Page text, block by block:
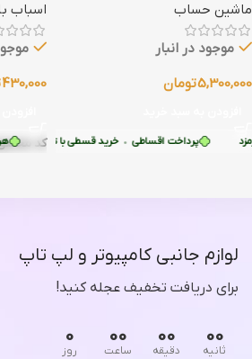
پرداخت اقساطی • خرید قسطی با ترب‌پی بدون
ماشین حساب
موجود در انبار
5,300,000تومان
هر • خرید قسطی با ترب‌پی بدون کارمزد
اسباب
430,000
کد
لوازم جانبی کامپیوتر و لپ تاپ
برای دریافت تخفیف عجله کنید!
0
روز
00
ساعت
00
دقیقه
00
ثانیه